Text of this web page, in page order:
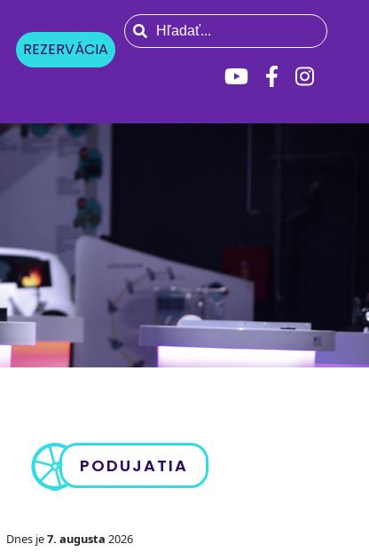
REZERVÁCIA
PODUJATIA
Dnes je7. augusta 2026